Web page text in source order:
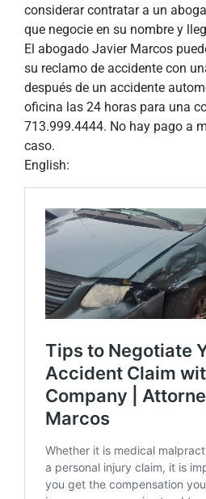
considerar contratar a un
que negocie en su nombre y
El abogado Javier Marcos
su reclamo de accidente con
después de un accidente
oficina las 24 horas para una
713.999.4444. No hay pago a
caso.
English: